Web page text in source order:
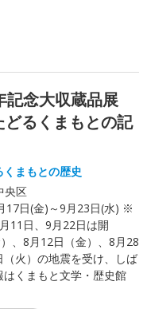
記念大収蔵品展
どるくまもとの記
まもとの歴史
央区
17日(金)～9月23日(水) ※
11日、9月22日は開
、8月12日（金）、8月28
火）の地震を受け、しば
はくまもと文学・歴史館